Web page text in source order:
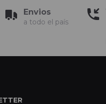
Envios
a todo el país